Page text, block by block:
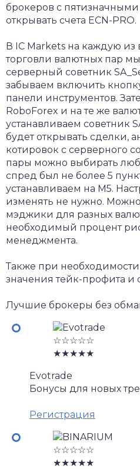
брокеров с
открывать счета ECN-PRO.
В IC Markets на каждую из
торговли валютных пар
серверный советник
забываем включить
панели инструментов.
RoboForex и на те же
устанавливаем советник
будет открывать сделки,
котировок с серверного
пары можно выбирать
спред был не более 5
устанавливаем на M5.
изменять не нужно.
мэджики для разных
необходимый процент
менеджмента.
Также при
значения тейк-профита и
Лучшие брокеры без
☆☆☆☆☆
★★★★★
Evotrade
Бонусы для новых
Регистрация
☆☆☆☆☆
★★★★★